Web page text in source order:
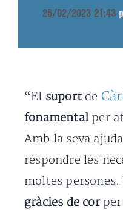
26/02/2023 21:43
“El suport de
fonamental per
Amb la seva
respondre les
moltes
gràcies de cor